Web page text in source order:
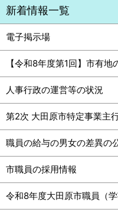
新着情報一覧
電子掲示場
【令和8年度第1回】市有地
人事行政の運営等の状況
第2次 大田原市特定事業主
職員の給与の男女の差異の
市職員の採用情報
令和8年度大田原市職員（